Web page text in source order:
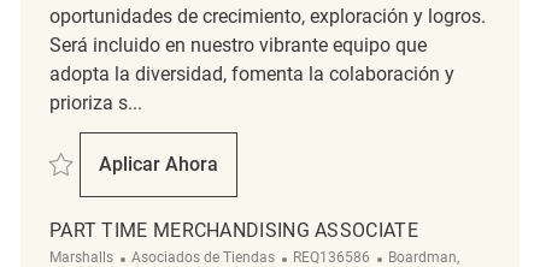
oportunidades de crecimiento, exploración y logros.
Será incluido en nuestro vibrante equipo que
adopta la diversidad, fomenta la colaboración y
prioriza s...
Salvar Full Time Merchandising Coordinator REQ135456
Aplicar Ahora
Full Time Merchandising Coordinator
PART TIME MERCHANDISING ASSOCIATE
Marshalls Categoría
Asociados de Tiendas ReqId
REQ136586 Ubicación
Boardman,